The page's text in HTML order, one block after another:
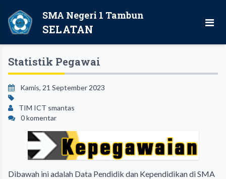
SMA Negeri 1 Tambun
SELATAN
Statistik Pegawai
Kamis, 21 September 2023
TIM ICT smantas
0 komentar
Dibawah ini adalah Data Pendidik dan Kependidikan di SMA